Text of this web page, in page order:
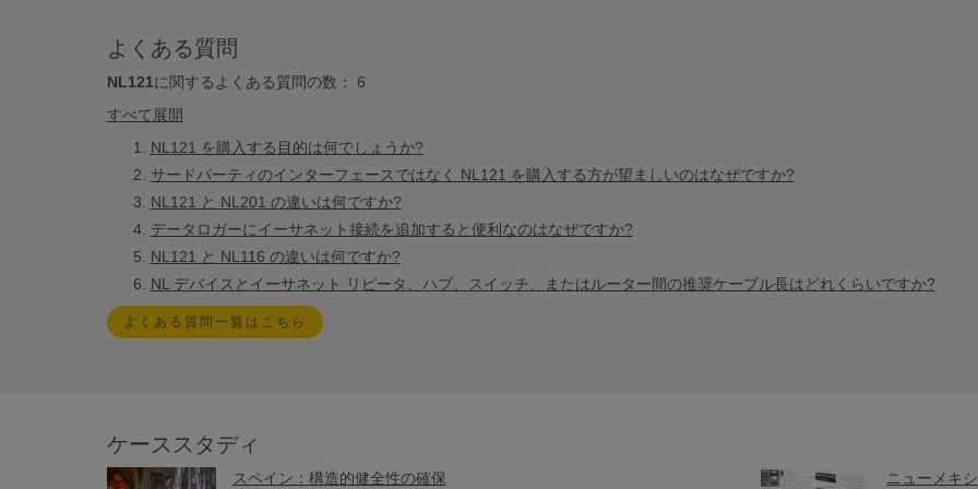
よくある質問
NL121に関するよくある質問の数： 6
すべて展開
NL121 を購入する目的は何でしょうか?
サードパーティのインターフェースではなく NL121 を購入する方が望ましいのはなぜですか?
NL121 と NL201 の違いは何ですか?
データロガーにイーサネット接続を追加すると便利なのはなぜですか?
NL121 と NL116 の違いは何ですか?
NL デバイスとイーサネット リピータ、ハブ、スイッチ、またはルーター間の推奨ケーブル長はどれくらいですか?
よくある質問一覧はこちら
ケーススタディ
スペイン：構造的健全性の確保 ニューメキ